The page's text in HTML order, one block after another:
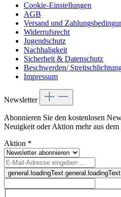
Cookie-Einstellungen
AGB
Versand und
Widerrufsrecht
Jugendschutz
Nachhaligkeit
Sicherheit & Datenschutz
Beschwerden/
Impressum
Newsletter
Abonnieren Sie den kostenlosen
Neuigkeit oder Aktion mehr aus dem
Aktion *
general.loadingText general.loadingText